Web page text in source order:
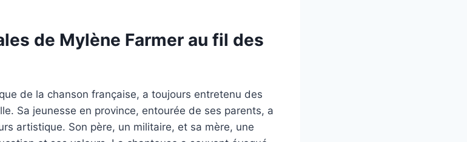
de Mylène Farmer au fil des
de la chanson française, a toujours entretenu des
Sa jeunesse en province, entourée de ses parents, a
artistique. Son père, un militaire, et sa mère, une